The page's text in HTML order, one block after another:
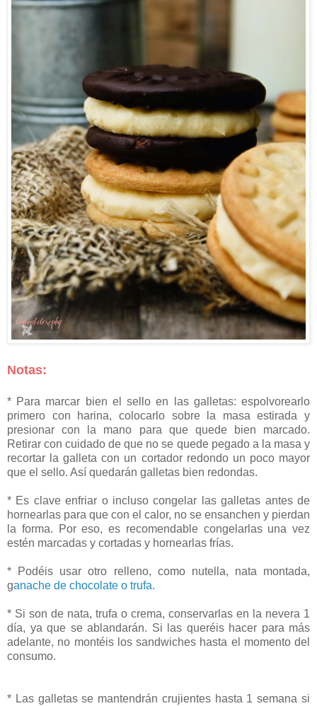
Notas:
* Para marcar bien el sello en las galletas: espolvorearlo
primero con harina, colocarlo sobre la masa estirada y
presionar con la mano para que quede bien marcado.
Retirar con cuidado de que no se quede pegado a la masa y
recortar la galleta con un cortador redondo un poco mayor
que el sello. Así quedarán galletas bien redondas.
* Es clave enfriar o incluso congelar las galletas antes de
hornearlas para que con el calor, no se ensanchen y pierdan
la forma. Por eso, es recomendable congelarlas una vez
estén marcadas y cortadas y hornearlas frías.
* Podéis usar otro relleno, como nutella, nata montada,
ganache de chocolate o trufa.
* Si son de nata, trufa o crema, conservarlas en la nevera 1
día, ya que se ablandarán. Si las queréis hacer para más
adelante, no montéis los sandwiches hasta el momento del
consumo.
* Las galletas se mantendrán crujientes hasta 1 semana si